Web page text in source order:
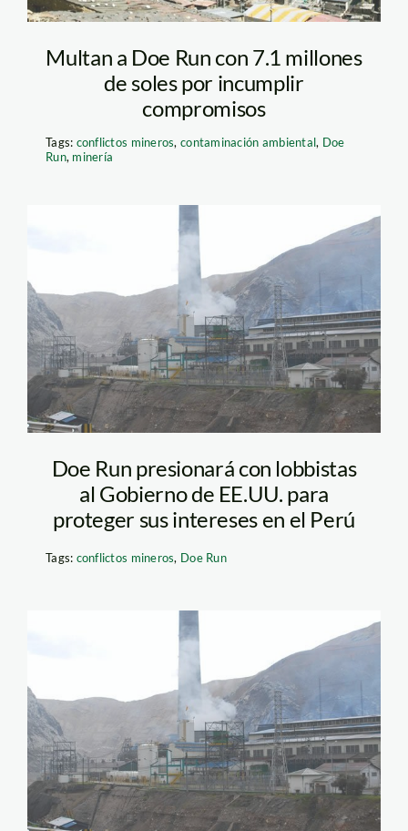
Multan a Doe Run con 7.1 millones
de soles por incumplir
compromisos
Tags: conflictos mineros,contaminación ambiental, Doe
Run, minería
Doe Run presionará con lobbistas
al Gobierno de EE.UU. para
proteger sus intereses en el Perú
Tags: conflictos mineros, Doe Run